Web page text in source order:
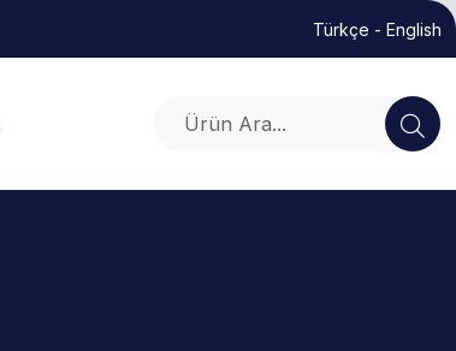
Türkçe - English